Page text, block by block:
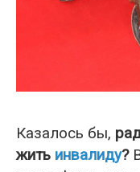
Казалось бы,
жить инвалиду?